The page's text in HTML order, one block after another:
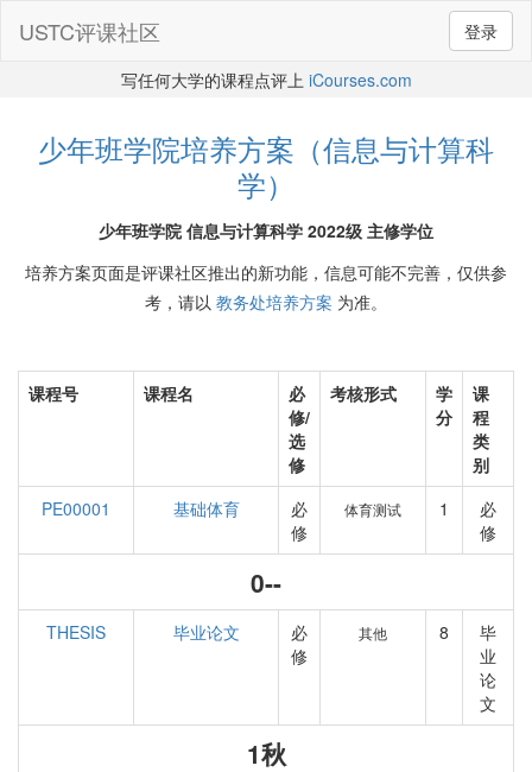
登录
USTC评课社区
写任何大学的课程点评上 iCourses.com
少年班学院培养方案（信息与计算科
学）
少年班学院 信息与计算科学 2022级 主修学位
培养方案页面是评课社区推出的新功能，信息可能不完善，仅供参
考，请以 教务处培养方案 为准。
课程号 课程名
必
修/
选
修
考核形式
学
分
课
程
类
别
PE00001
基础体育
必
修
体育测试 1
必
修
0--
THESIS 毕业论文
必
修
其他 8
毕
业
论
文
1秋